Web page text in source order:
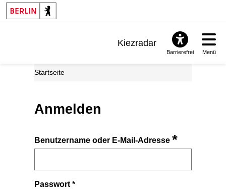
Kiezradar
Barrierefrei Menü
Startseite
Anmelden
Benutzername oder E-Mail-Adresse*
Passwort*